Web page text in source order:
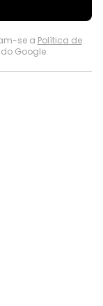
se a Política de
Google.